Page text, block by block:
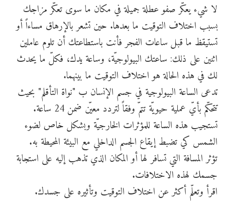
لا شيء يعكّر صفو عطلة جميلة في مكان ما سوى تعكّر مزاجك
بسبب اختلاف التوقيت ما بعدها. حين تشعر بالإرهاق مساءاً أو
تستيقظ ما قبل ساعات الفجر فأنت باستطاعتك أن تلوم عاملين
اثنين على ذلك: ساعتك البيولوجيّة، وساعة يدك، فكلّ ما يحدث
لك في هذه الحالة هو اختلاف التوقيت ما بينهما.
تدعى الساعة البيولوجية في جسم الإنسان ب "نواة التأقلم" بحيث
تتحكّم بأيّ عملية حيويّة تتمّ وفقاً لتردد معيّن ضمن 24 ساعة.
تستجيب هذه الساعة للمؤثرات الخارجيّة وبشكل خاص لضوء
الشمس كي تضبط إيقاع الجسم الداخلي مع البيئة المحيطة به.
تؤثر المسافة التي تسافر لها أو المكان الذي تذهب إليه على استجابة
جسمك لهذه الاختلافات.
اقرأ وتعلّم أكثر عن اختلاف التوقيت وتأثيره على جسدك.